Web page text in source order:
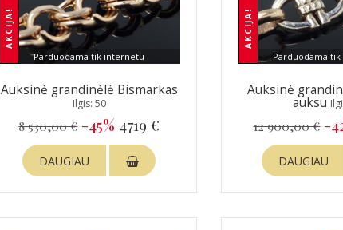
Parduodama tik internetu
AKCIJA!
Auksinė grandinėlė Bismarkas
Ilgis: 50
8 530,00 € -45% 4719 €
DAUGIAU
Parduodama
AKCIJA!
Auksinė
auksu
12 900,00 € -
DAUGIAU